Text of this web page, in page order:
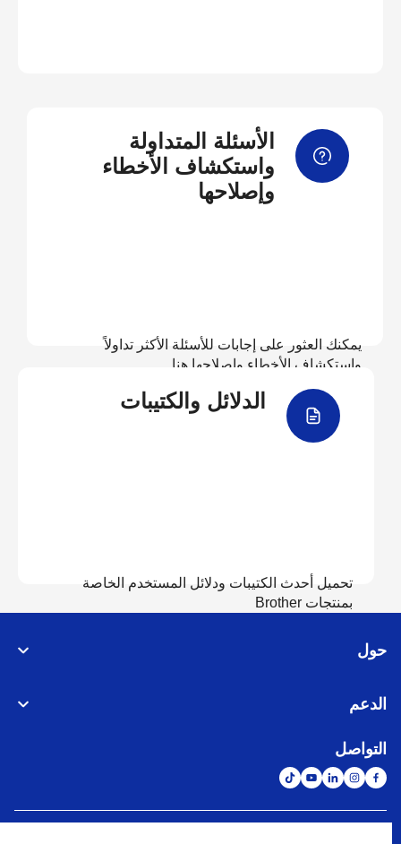
الأسئلة المتداولة
واستكشاف الأخطاء
وإصلاحها
يمكنك العثور على إجابات للأسئلة الأكثر تداولاً
واستكشاف الأخطاء وإصلاحها هنا
عرض الأسئلة المتداولة
الدلائل والكتيبات
تحميل أحدث الكتيبات ودلائل المستخدم الخاصة
بمنتجات Brother
حول
الدعم
التواصل